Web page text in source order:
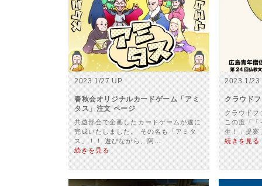
2023 1/27 UP
春秋会オリジナルカードゲーム「アミ
タス」注文 ページ
共遊部会で企画したカードゲームが遂に
完成いたしました。 その名も「アミタ
ス」！！ 遊びながら、阿…
続きを見る
2023 1/23
クラウド
クラウドフ
この度『「
生！」提
続きを見る